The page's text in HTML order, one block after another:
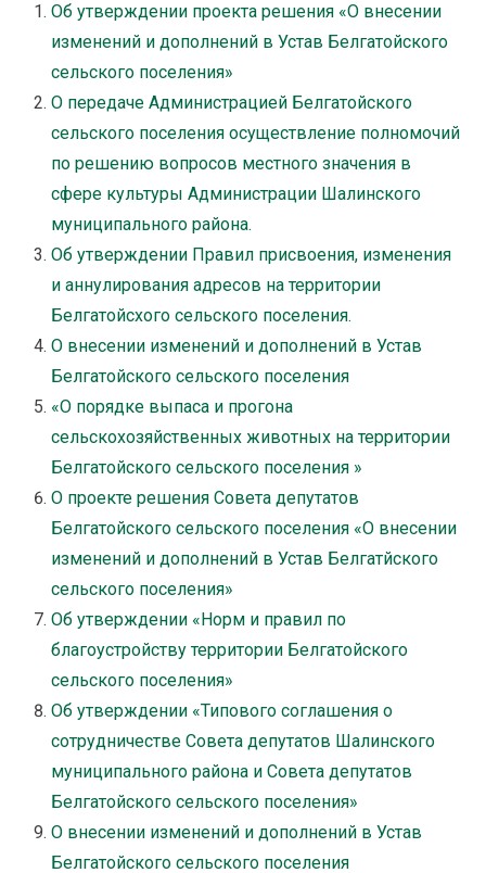
Об утверждении проекта решения «О внесении
изменений и дополнений в Устав Белгатойского
сельского поселения»
О передаче Администрацией Белгатойского
сельского поселения осуществление полномочий
по решению вопросов местного значения в
сфере культуры Администрации Шалинского
муниципального района.
Об утверждении Правил присвоения, изменения
и аннулирования адресов на территории
Белгатойсхого сельского поселения.
О внесении изменений и дополнений в Устав
Белгатойского сельского поселения
«О порядке выпаса и прогона
сельскохозяйственных животных на территории
Белгатойского сельского поселения »
О проекте решения Совета депутатов
Белгатойского сельского поселения «О внесении
изменений и дополнений в Устав Белгатйского
сельского поселения»
Об утверждении «Норм и правил по
благоустройству территории Белгатойского
сельского поселения»
Об утверждении «Типового соглашения о
сотрудничестве Совета депутатов Шалинского
муниципального района и Совета депутатов
Белгатойского сельского поселения»
О внесении изменений и дополнений в Устав
Белгатойского сельского поселения